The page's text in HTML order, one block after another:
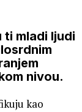
mladi ljudi
nivou.
kao